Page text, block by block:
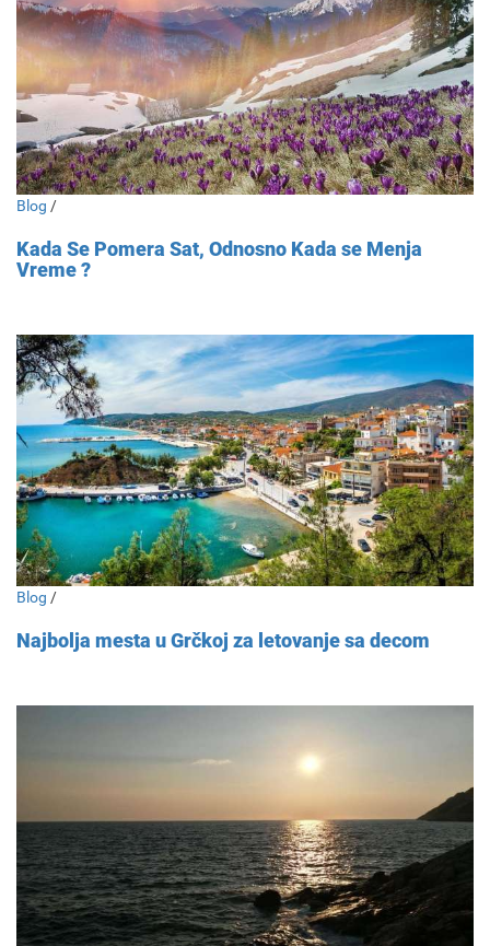
Blog /
Kada Se Pomera Sat, Odnosno Kada se Menja
Vreme ?
Blog /
Najbolja mesta u Grčkoj za letovanje sa decom